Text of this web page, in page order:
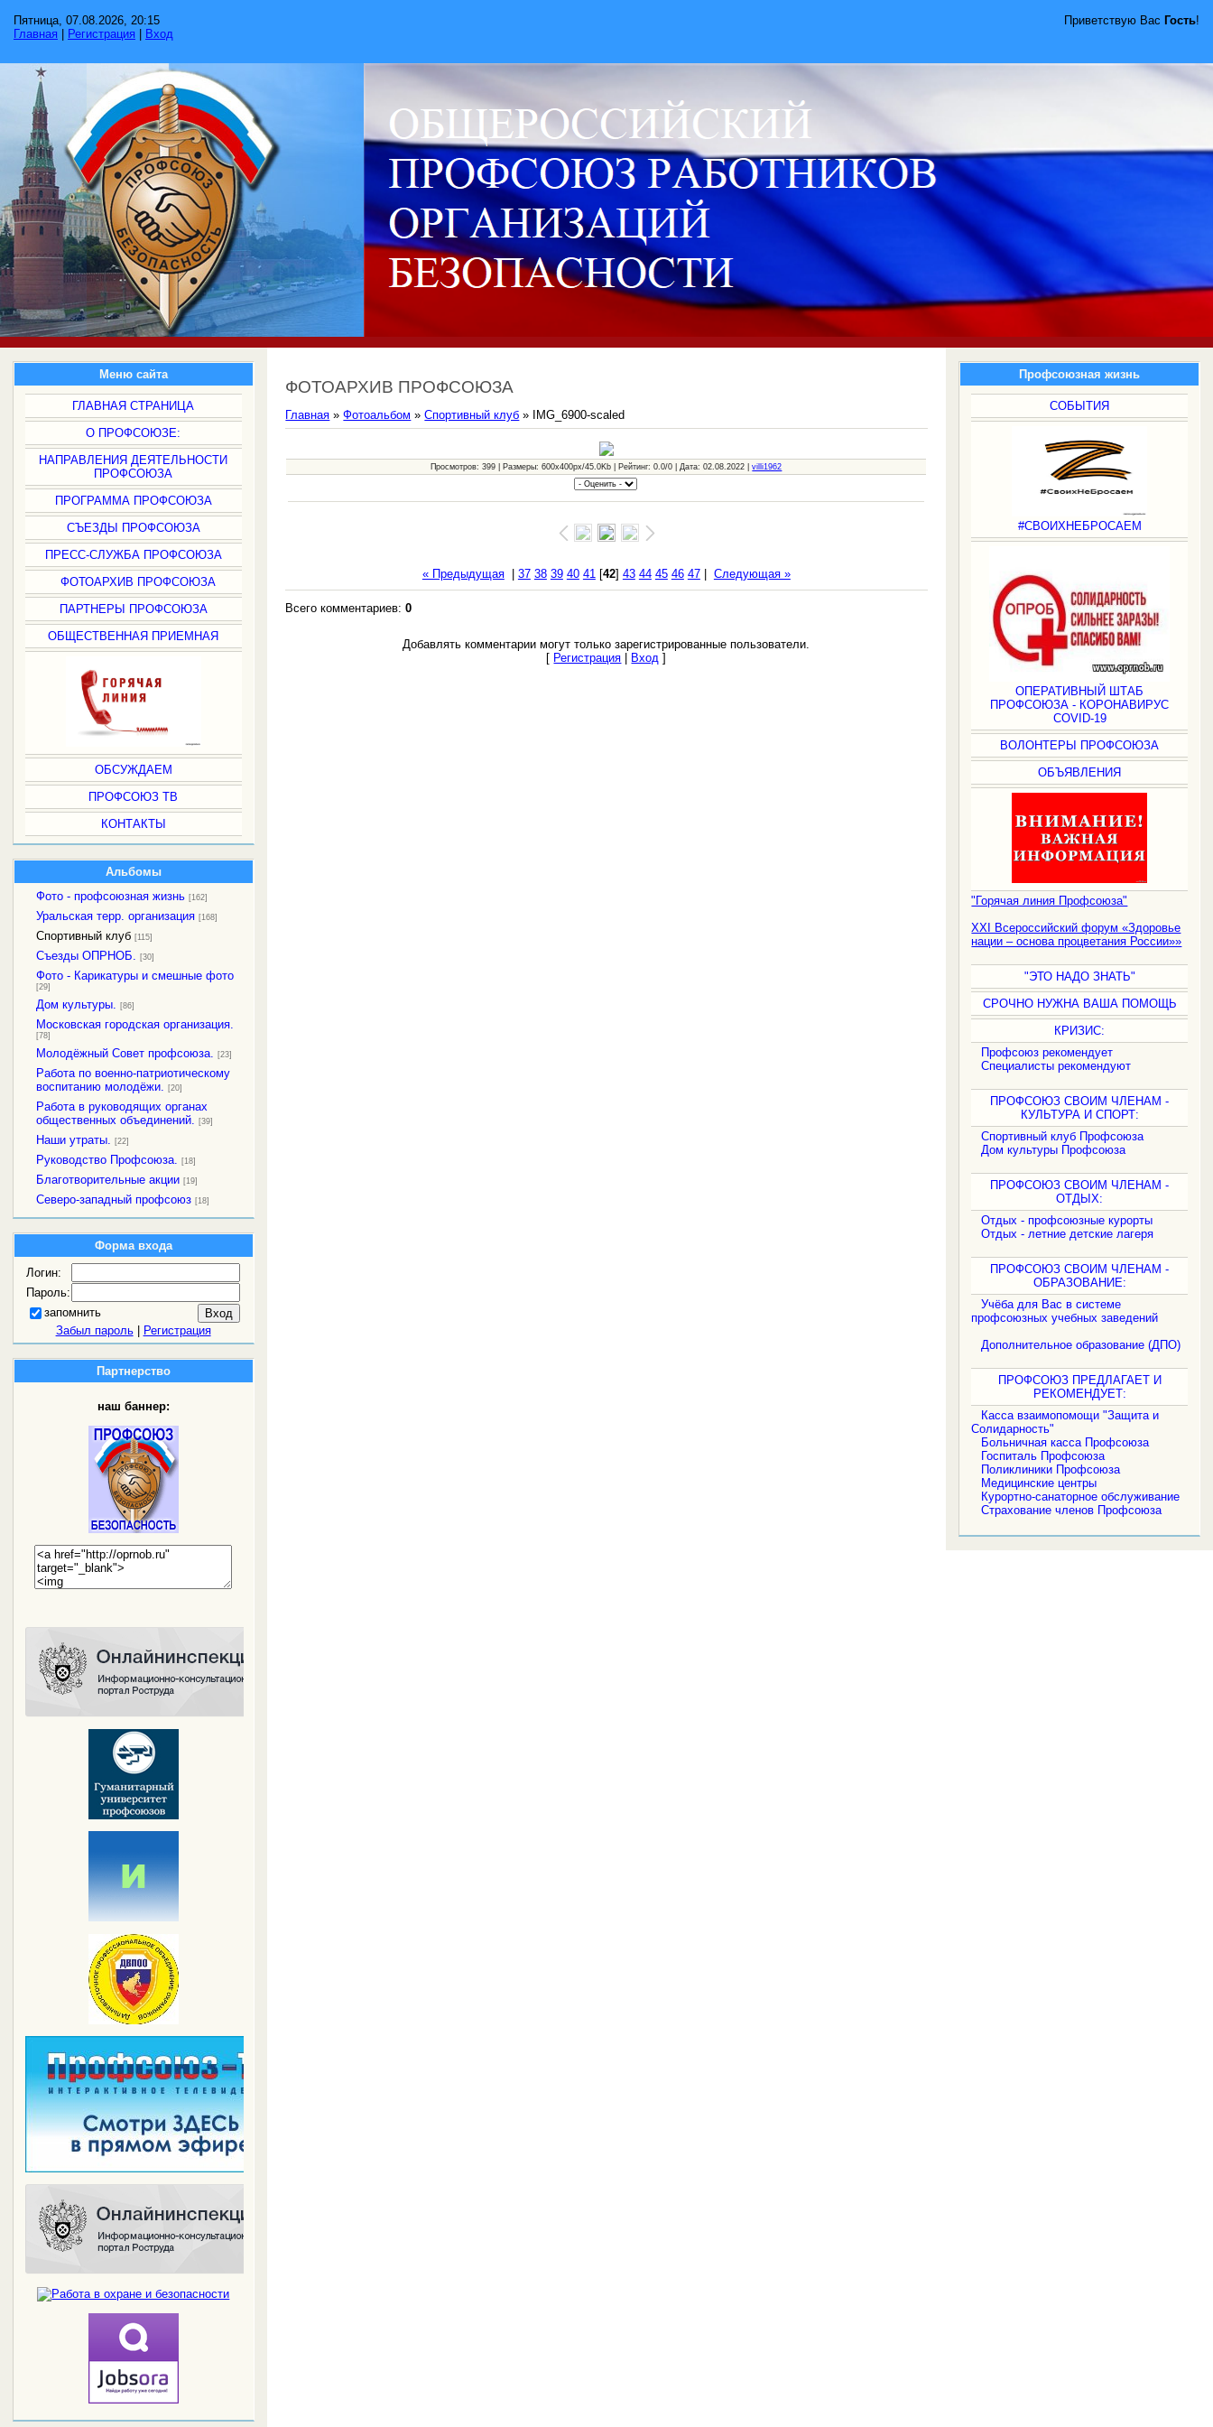
Приветствую Вас Гость!
Пятница, 07.08.2026, 20:15
Главная
Регистрация Вход
Меню сайта
ГЛАВНАЯ СТРАНИЦА
О ПРОФСОЮЗЕ:
НАПРАВЛЕНИЯ ДЕЯТЕЛЬНОСТИ
ПРОФСОЮЗА
ПРОГРАММА ПРОФСОЮЗА
СЪЕЗДЫ ПРОФСОЮЗА
ПРЕСС-СЛУЖБА ПРОФСОЮЗА
ФОТОАРХИВ ПРОФСОЮЗА
ПАРТНЕРЫ ПРОФСОЮЗА
ОБЩЕСТВЕННАЯ ПРИЕМНАЯ
ОБСУЖДАЕМ
ПРОФСОЮЗ ТВ
КОНТАКТЫ
Альбомы
Фото - профсоюзная жизнь [162]
Уральская терр. организация [168]
Спортивный клуб [115]
Съезды ОПРНОБ. [30]
Фото - Карикатуры и смешные фото
[29]
Дом культуры. [86]
Московская городская организация.
[78]
Молодёжный Совет профсоюза. [23]
Работа по военно-патриотическому
воспитанию молодёжи. [20]
Работа в руководящих органах
общественных объединений. [39]
Наши утраты. [22]
Руководство Профсоюза. [18]
Благотворительные акции [19]
Северо-западный профсоюз [18]
Форма входа
Логин:
Пароль:
запомнить
Забыл пароль| Регистрация
Партнерство
наш баннер:
Профсоюзная жизнь
СОБЫТИЯ
#СВОИХНЕБРОСАЕМ
ОПЕРАТИВНЫЙ ШТАБ
ПРОФСОЮЗА - КОРОНАВИРУС
COVID-19
ВОЛОНТЕРЫ ПРОФСОЮЗА
ОБЪЯВЛЕНИЯ
"Горячая линия Профсоюза"
XXI Всероссийский форум «Здоровье
нации – основа процветания России»»
"ЭТО НАДО ЗНАТЬ"
СРОЧНО НУЖНА ВАША ПОМОЩЬ
КРИЗИС:
Профсоюз рекомендует
Специалисты рекомендуют
ПРОФСОЮЗ СВОИМ ЧЛЕНАМ -
КУЛЬТУРА И СПОРТ:
Спортивный клуб Профсоюза
Дом культуры Профсоюза
ПРОФСОЮЗ СВОИМ ЧЛЕНАМ -
ОТДЫХ:
Отдых - профсоюзные курорты
Отдых - летние детские лагеря
ПРОФСОЮЗ СВОИМ ЧЛЕНАМ -
ОБРАЗОВАНИЕ:
Учёба для Вас в системе
профсоюзных учебных заведений
Дополнительное образование (ДПО)
ПРОФСОЮЗ ПРЕДЛАГАЕТ И
РЕКОМЕНДУЕТ:
Касса взаимопомощи "Защита и
Солидарность"
Больничная касса Профсоюза
Госпиталь Профсоюза
Поликлиники Профсоюза
Медицинские центры
Курортно-санаторное обслуживание
Страхование членов Профсоюза
ФОТОАРХИВ ПРОФСОЮЗА
Главная »Фотоальбом »Спортивный клуб » IMG_6900-scaled
Просмотров: 399 | Размеры: 600x400px/45.0Kb | Рейтинг: 0.0/0 | Дата: 02.08.2022 |villi1962
« Предыдущая| 37 38 39 40 41[42] 43 44 45 46 47| Следующая »
Всего комментариев:0
Добавлять комментарии могут только зарегистрированные пользователи.
[ Регистрация | Вход ]